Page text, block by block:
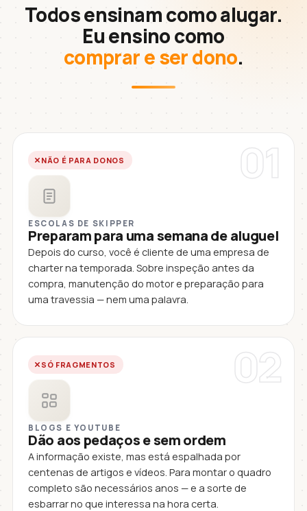
Todos ensinam como alugar.
Eu ensino como
comprar e ser dono.
01
NÃO É PARA DONOS
ESCOLAS DE SKIPPER
Preparam para uma semana de aluguel
Depois do curso, você é cliente de uma empresa de
charter na temporada. Sobre inspeção antes da
compra, manutenção do motor e preparação para
uma travessia — nem uma palavra.
02
SÓ FRAGMENTOS
BLOGS E YOUTUBE
Dão aos pedaços e sem ordem
A informação existe, mas está espalhada por
centenas de artigos e vídeos. Para montar o quadro
completo são necessários anos — e a sorte de
esbarrar no que interessa na hora certa.